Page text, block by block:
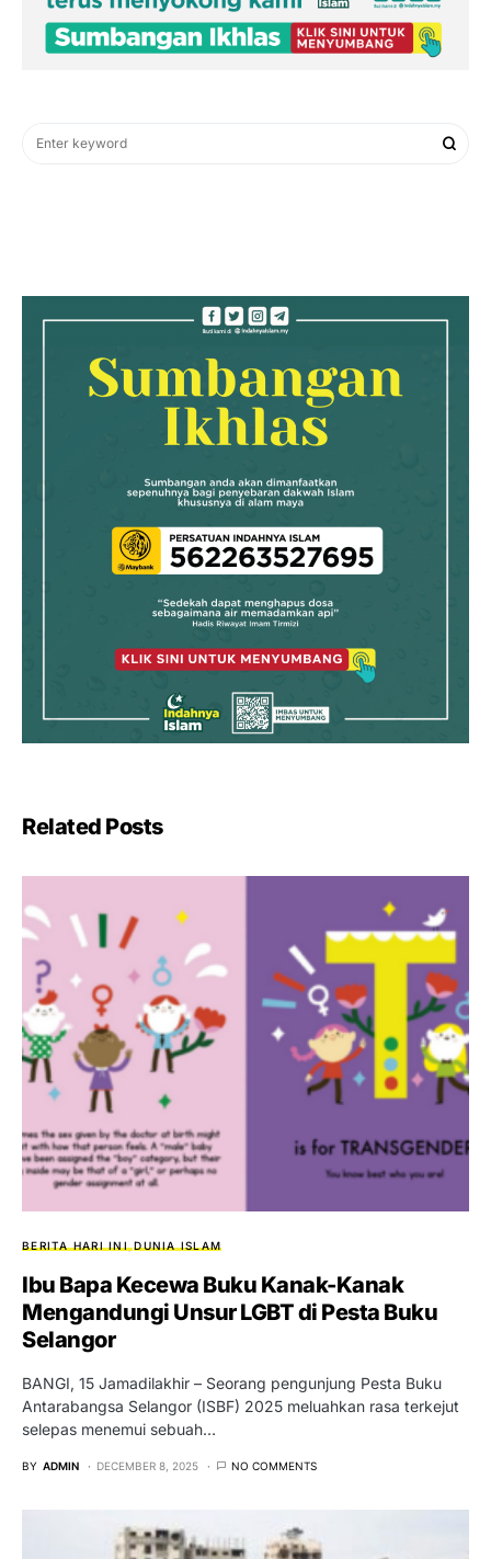
Related Posts
BERITA HARI INI DUNIA ISLAM
Ibu Bapa Kecewa Buku Kanak-Kanak
Mengandungi Unsur LGBT di Pesta Buku
Selangor
BANGI, 15 Jamadilakhir – Seorang pengunjung Pesta Buku
Antarabangsa Selangor (ISBF) 2025 meluahkan rasa terkejut
selepas menemui sebuah…
BY ADMIN DECEMBER 8, 2025 NO COMMENTS